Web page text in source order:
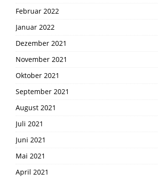
Februar 2022
Januar 2022
Dezember 2021
November 2021
Oktober 2021
September 2021
August 2021
Juli 2021
Juni 2021
Mai 2021
April 2021